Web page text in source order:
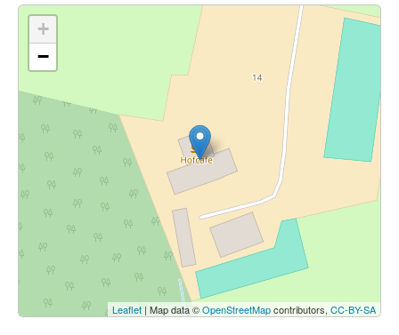
+
−
Leaflet | Map data ©OpenStreetMapcontributors, CC-BY-SA